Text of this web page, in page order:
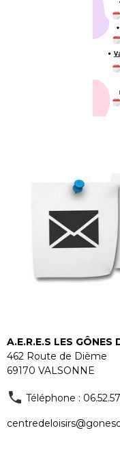
A.E.R.E.S LES GÔNES
462 Route de Dième
69170 VALSONNE
Téléphone :